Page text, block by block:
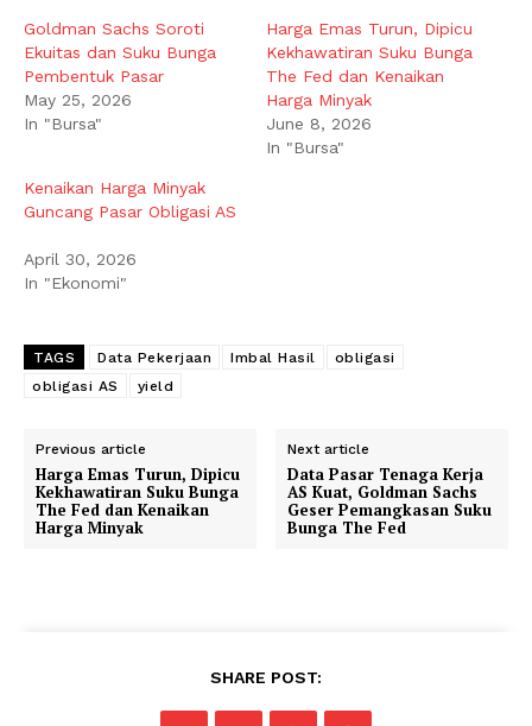
Goldman Sachs Soroti
Ekuitas dan Suku Bunga
Pembentuk Pasar
May 25, 2026
In "Bursa"
Harga Emas Turun, Dipicu
Kekhawatiran Suku Bunga
The Fed dan Kenaikan
Harga Minyak
June 8, 2026
In "Bursa"
Kenaikan Harga Minyak
Guncang Pasar Obligasi AS
April 30, 2026
In "Ekonomi"
TAGS Data Pekerjaan Imbal Hasil
obligasi
obligasi AS
yield
Previous article
Harga Emas Turun, Dipicu
Kekhawatiran Suku Bunga
The Fed dan Kenaikan
Harga Minyak
Next article
Data Pasar Tenaga Kerja
AS Kuat, Goldman Sachs
Geser Pemangkasan Suku
Bunga The Fed
SHARE POST: